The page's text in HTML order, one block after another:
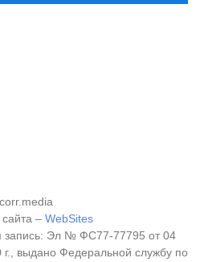
– WebSites
запись: Эл № ФС77-77795 от 04
г., выдано Федеральной службу по